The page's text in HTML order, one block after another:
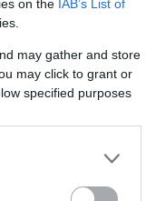
on the IAB’s List of
may gather and store
may click to grant or
specified purposes